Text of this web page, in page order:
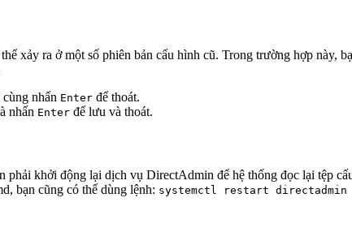
xảy ra ở một số phiên bản cấu hình cũ. Trong trường hợp này,
nhấn Enter để thoát.
nhấn Enter để lưu và thoát.
khởi động lại dịch vụ DirectAdmin để hệ thống đọc lại tệp
bạn cũng có thể dùng lệnh: systemctl restart directadmin